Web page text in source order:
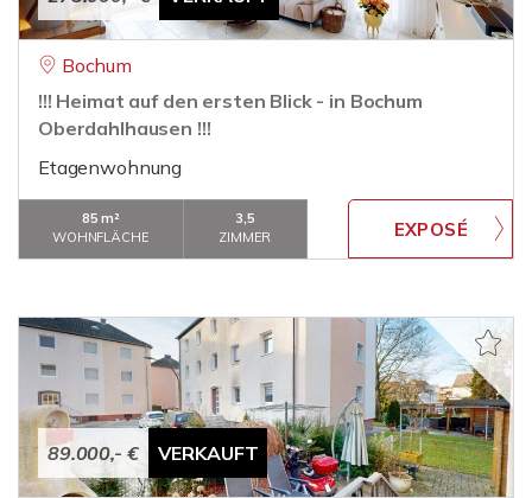
Bochum
!!! Heimat auf den ersten Blick - in Bochum
Oberdahlhausen !!!
Etagenwohnung
85 m²
WOHNFLÄCHE
3,5
ZIMMER
89.000,- € VERKAUFT